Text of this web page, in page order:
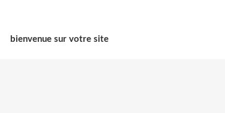
bienvenue sur votre site